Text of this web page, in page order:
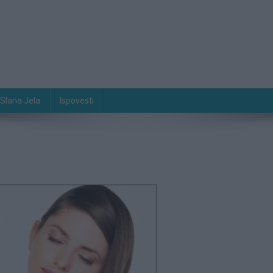
Slana Jela Ispovesti